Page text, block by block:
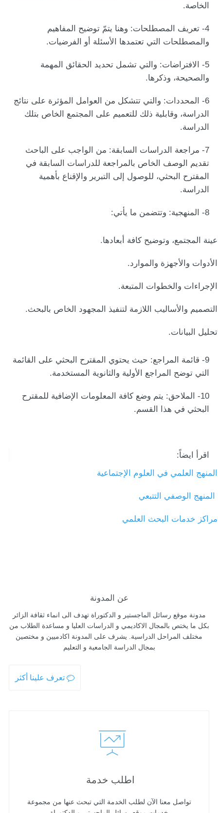
الخاصة.
4- تعريف المصطلحات:
وهنا يتمّ توضيح المفاهيم
والمصطلحات التي تعتمدها الأسئلة أو الفرضيات.
5- الافتراضات:
والتي تشمل تحديد الحقائق المهمة
والصحيحة، وذكرها.
6- المحددات:
والتي تتشكل من العوامل المؤثرة على نتائج
الدراسة، وقابلية ذلك للتعميم على المجتمع الخاص بتلك
الدراسة.
7- مراجعة الدراسات السابقة:
من الواجب على الباحث
تقديم الوصف الخاص بالمراجعة للدراسات السابقة في
المقترح البحثي، للوصول إلى التبرير والإقناع بأهمية
الدراسة.
8- المنهجية: وتتضمن ما يأتي:
عينة المجتمع، وتوضيح كافة أبعادها.
الأدوات والأجهزة والموارد.
الإجراءات والخطوات المتبعة.
التصميم والأساليب اللازمة لتنفيذ المجهود الخاص بالبحث.
تحليل البيانات.
9- قائمة المراجع:
حيث يحتوي المقترح البحثي على القائمة
التي توضح المراجع الأولية والثانوية المستخدمة.
10- الملاحق:
يتم وضع كافة المعلومات الإضافية للمقترح
البحثي في هذا القسم.
اقرأ ايضاً:
المنهج العلمي في العلوم الإجتماعية
المنهج الوصفي التتبعي
مراكز خدمات البحث العلمي
عن المدونة
مدونة موقع رسائل الماجستير و الدكتوراة تهدف الى انماء ثقافة الزائر
بكل ما يختص بالمجال الاكاديمي و الدراسات العليا و مساعدة الطلاب من
مختلف المراحل الدراسية. يشرف على المدونة اكادميين و مختصين
بمجال الدراسة الجامعية و التعليم
تعرف علينا أكثر
اطلب خدمة
تواصل معنا الآن لطلب الخدمة التي تبحث عنها من مجموعة